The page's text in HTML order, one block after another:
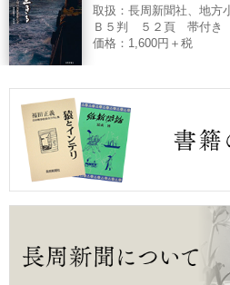
取扱：長周新聞社、地方
Ｂ５判 ５２頁 帯付き
価格：1,600円＋税